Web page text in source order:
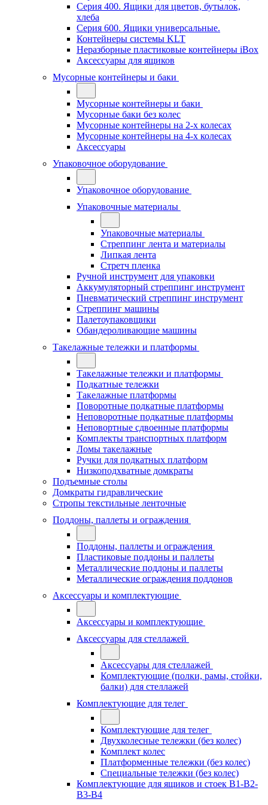
Серия 400. Ящики для цветов, бутылок,
хлеба
Серия 600. Ящики универсальные.
Контейнеры системы KLT
Неразборные пластиковые контейнеры iBox
Аксессуары для ящиков
Мусорные контейнеры и баки
Мусорные контейнеры и баки
Мусорные баки без колес
Мусорные контейнеры на 2-х колесах
Мусорные контейнеры на 4-х колесах
Аксессуары
Упаковочное оборудование
Упаковочное оборудование
Упаковочные материалы
Упаковочные материалы
Стреппинг лента и материалы
Липкая лента
Стретч пленка
Ручной инструмент для упаковки
Аккумуляторный стреппинг инструмент
Пневматический стреппинг инструмент
Стреппинг машины
Палетоупаковщики
Обандероливающие машины
Такелажные тележки и платформы
Такелажные тележки и платформы
Подкатные тележки
Такелажные платформы
Поворотные подкатные платформы
Неповоротные подкатные платформы
Неповортные сдвоенные платформы
Комплекты транспортных платформ
Ломы такелажные
Ручки для подкатных платформ
Низкоподхватные домкраты
Подъемные столы
Домкраты гидравлические
Стропы текстильные ленточные
Поддоны, паллеты и ограждения
Поддоны, паллеты и ограждения
Пластиковые поддоны и паллеты
Металлические поддоны и паллеты
Металлические ограждения поддонов
Аксессуары и комплектующие
Аксессуары и комплектующие
Аксессуары для стеллажей
Аксессуары для стеллажей
Комплектующие (полки, рамы, стойки,
балки) для стеллажей
Комплектующие для телег
Комплектующие для телег
Двухколесные тележки (без колес)
Комплект колес
Платформенные тележки (без колес)
Специальные тележки (без колес)
Комплектующие для ящиков и стоек В1-В2-
В3-В4